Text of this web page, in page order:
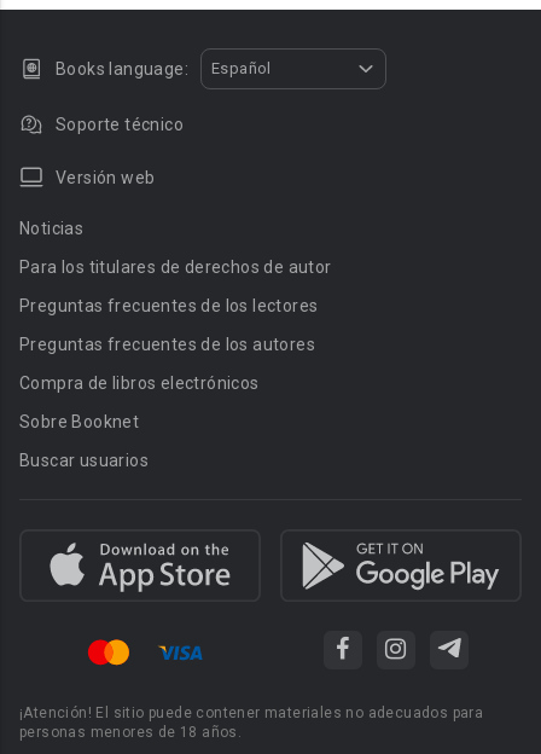
Books language: Español
Soporte técnico
Versión web
Noticias
Para los titulares de derechos de autor
Preguntas frecuentes de los lectores
Preguntas frecuentes de los autores
Compra de libros electrónicos
Sobre Booknet
Buscar usuarios
¡Atención! El sitio puede contener materiales no adecuados para
personas menores de 18 años.